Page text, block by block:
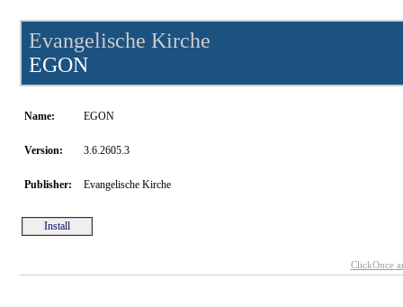
Evangelische Kirche
EGON
Name: EGON
Version: 3.6.2605.3
Publisher: Evangelische Kirche
Install
ClickOnce